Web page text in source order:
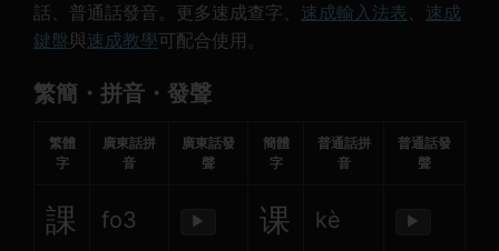
話、普通話發音。更多速成查字、 速成輸入法表、 速成
鍵盤與速成教學可配合使用。
繁簡・拼音・發聲
繁體
字
廣東話拼
音
廣東話發
聲
簡體
字
普通話拼
音
普通話發
聲
課 fo3 ▶ 课 kè ▶